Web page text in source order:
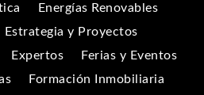
Energías Renovables
Estrategia y Proyectos
Expertos
Ferias y Eventos
Formación Inmobiliaria